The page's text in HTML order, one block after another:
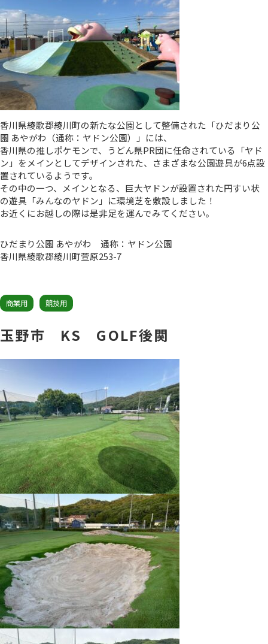
香川県綾歌郡綾川町の新たな公園として整備された「ひだまり公
園 あやがわ（通称：ヤドン公園）」には、
香川県の推しポケモンで、うどん県PR団に任命されている「ヤド
ン」をメインとしてデザインされた、さまざまな公園遊具が6点設
置されているようです。
その中の一つ、メインとなる、巨大ヤドンが設置された円すい状
の遊具「みんなのヤドン」に環境芝を敷設しました！
お近くにお越しの際は是非足を運んでみてください。
ひだまり公園 あやがわ 通称：ヤドン公園
香川県綾歌郡綾川町萱原253-7
商業用 競技用
玉野市 KS GOLF後関